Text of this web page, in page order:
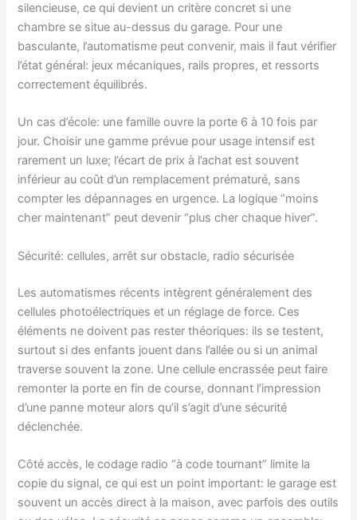
silencieuse, ce qui devient un critère concret si une
chambre se situe au-dessus du garage. Pour une
basculante, l’automatisme peut convenir, mais il faut vérifier
l’état général: jeux mécaniques, rails propres, et ressorts
correctement équilibrés.
Un cas d’école: une famille ouvre la porte 6 à 10 fois par
jour. Choisir une gamme prévue pour usage intensif est
rarement un luxe; l’écart de prix à l’achat est souvent
inférieur au coût d’un remplacement prématuré, sans
compter les dépannages en urgence. La logique “moins
cher maintenant” peut devenir “plus cher chaque hiver”.
Sécurité: cellules, arrêt sur obstacle, radio sécurisée
Les automatismes récents intègrent généralement des
cellules photoélectriques et un réglage de force. Ces
éléments ne doivent pas rester théoriques: ils se testent,
surtout si des enfants jouent dans l’allée ou si un animal
traverse souvent la zone. Une cellule encrassée peut faire
remonter la porte en fin de course, donnant l’impression
d’une panne moteur alors qu’il s’agit d’une sécurité
déclenchée.
Côté accès, le codage radio “à code tournant” limite la
copie du signal, ce qui est un point important: le garage est
souvent un accès direct à la maison, avec parfois des outils